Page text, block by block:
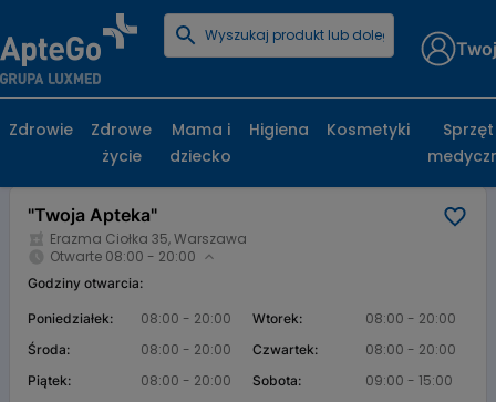
Strona główna
"Twoja Apteka", Erazma Ciołka 35, Warszawa
Karta apteki
"Twoja Apteka"
Erazma Ciołka 35, Warszawa
Otwarte 08:00 - 20:00
Godziny otwarcia:
Poniedziałek: 08:00 - 20:00 Wtorek: 08:00 - 20:00
Środa: 08:00 - 20:00 Czwartek: 08:00 - 20:00
Piątek: 08:00 - 20:00 Sobota: 09:00 - 15:00
Zdrowie
Zdrowe
życie
Mama i
dziecko
Higiena Kosmetyki
Sprzęt